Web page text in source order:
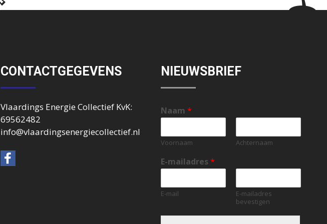
CONTACTGEGEVENS
Vlaardings Energie Collectief KvK:
69562482
info@vlaardingsenergiecollectief.nl
NIEUWSBRIEF
Naam *
Voornaam Achternaam
E-mailadres *
E-mail
E-mailadres
bevestigen